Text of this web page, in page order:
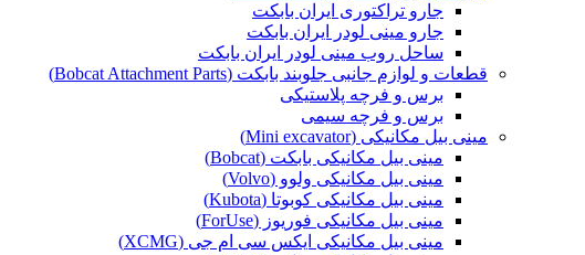
جارو تراکتوری ایران بابکت
جارو مینی لودر ایران بابکت
ساحل روب مینی لودر ایران بابکت
قطعات و لوازم جانبی جلوبند بابکت (Bobcat Attachment Parts)
برس و فرچه پلاستیکی
برس و فرچه سیمی
مینی بیل مکانیکی (Mini excavator)
مینی بیل مکانیکی بابکت (Bobcat)
مینی بیل مکانیکی ولوو (Volvo)
مینی بیل مکانیکی کوبوتا (Kubota)
مینی بیل مکانیکی فوریوز (ForUse)
مینی بیل مکانیکی ایکس سی ام جی (XCMG)